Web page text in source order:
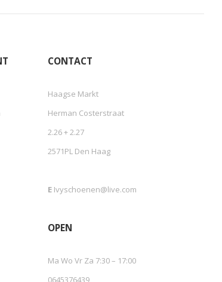
CONTACT
Haagse Markt
Herman Costerstraat
2.26 + 2.27
2571PL Den Haag
E Ivyschoenen@live.com
OPEN
Ma Wo Vr Za 7:30 – 17:00
0645376439